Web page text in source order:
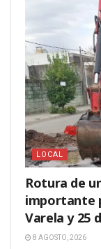
LOCAL
Rotura de
importante
Varela y 25
8 AGOSTO, 2026